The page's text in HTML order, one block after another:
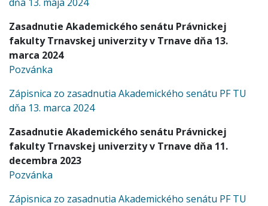
Zasadnutie Akademického senátu Právnickej
fakulty Trnavskej univerzity v Trnave dňa 13.
marca 2024
Pozvánka
Zápisnica zo zasadnutia Akademického senátu PF TU
dňa 13. marca 2024
Zasadnutie Akademického senátu Právnickej
fakulty Trnavskej univerzity v Trnave dňa 11.
decembra 2023
Pozvánka
Zápisnica zo zasadnutia Akademického senátu PF TU